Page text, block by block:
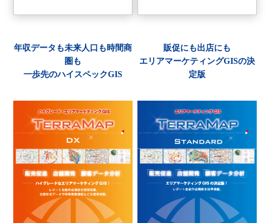
年収データも未来人口も時間商
圏も
一歩先のハイスペックGIS
販促にも出店にも
エリアマーケティングGISの決
定版